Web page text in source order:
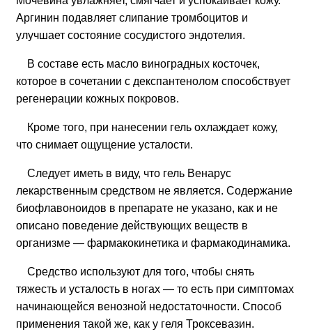
Аргинин подавляет слипание тромбоцитов и
улучшает состояние сосудистого эндотелия.
В составе есть масло виноградных косточек,
которое в сочетании с декспантенолом способствует
регенерации кожных покровов.
Кроме того, при нанесении гель охлаждает кожу,
что снимает ощущение усталости.
Следует иметь в виду, что гель Венарус
лекарственным средством не является. Содержание
биофлавоноидов в препарате не указано, как и не
описано поведение действующих веществ в
организме — фармакокинетика и фармакодинамика.
Средство используют для того, чтобы снять
тяжесть и усталость в ногах — то есть при симптомах
начинающейся венозной недостаточности. Способ
применения такой же, как у геля Троксевазин.